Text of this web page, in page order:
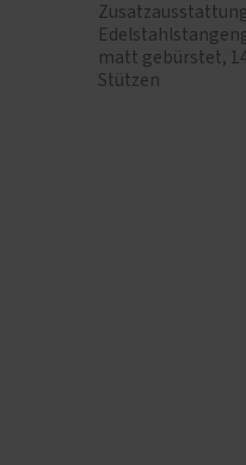
matt gebürstet,
Stützen